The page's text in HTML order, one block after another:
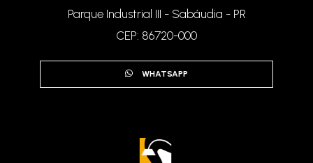
Parque Industrial III - Sabáudia - PR
CEP: 86720-000
WHATSAPP